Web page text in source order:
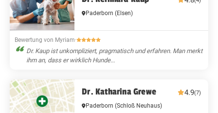
Paderborn(Elsen)
Bewertung von Myriam·
Dr. Kaup ist unkompliziert, pragmatisch und erfahren. Man merkt
ihm an, dass er wirklich Hunde...
Dr. Katharina Grewe 4.9(7)
Paderborn(Schloß Neuhaus)